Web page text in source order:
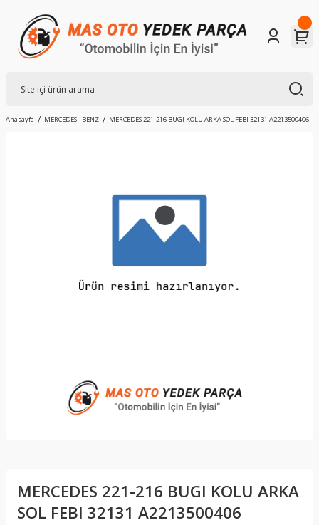
Anasayfa MERCEDES - BENZ MERCEDES 221-216 BUGI KOLU ARKA SOL FEBI 32131 A2213500406
MERCEDES 221-216 BUGI KOLU ARKA
SOL FEBI 32131 A2213500406